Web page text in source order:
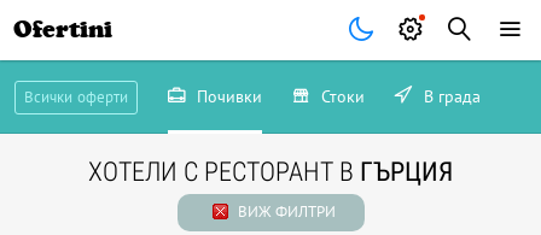
Ofertini
Всички оферти Почивки Стоки В града
ХОТЕЛИ С РЕСТОРАНТ В ГЪРЦИЯ
ВИЖ ФИЛТРИ